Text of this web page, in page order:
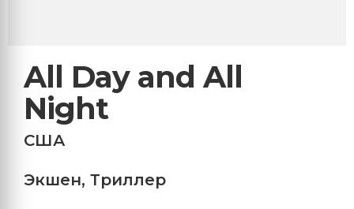
All Day and All
Night
США
Экшен, Триллер